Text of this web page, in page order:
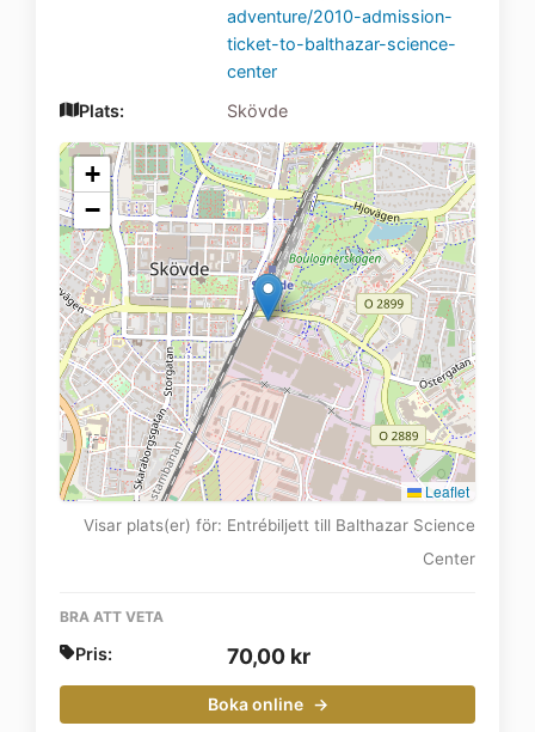
adventure/2010-admission-
ticket-to-balthazar-science-
center
Plats:
Skövde
+
−
Leaflet
Visar plats(er) för: Entrébiljett till Balthazar Science
Center
BRA ATT VETA
Pris: 70,00 kr
Boka online